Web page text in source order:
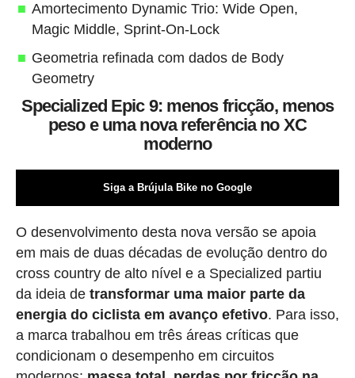
Amortecimento Dynamic Trio: Wide Open,
Magic Middle, Sprint-On-Lock
Geometria refinada com dados de Body
Geometry
Specialized Epic 9: menos fricção, menos
peso e uma nova referência no XC
moderno
Siga a Brújula Bike no Google
O desenvolvimento desta nova versão se apoia
em mais de duas décadas de evolução dentro do
cross country de alto nível e a Specialized partiu
da ideia de transformar uma maior parte da
energia do ciclista em avanço efetivo. Para isso,
a marca trabalhou em três áreas críticas que
condicionam o desempenho em circuitos